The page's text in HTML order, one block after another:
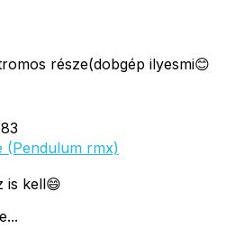
része(dobgép ilyesmi😊
(Pendulum rmx)
is kell😄